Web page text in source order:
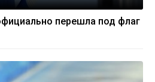
перешла под флаг